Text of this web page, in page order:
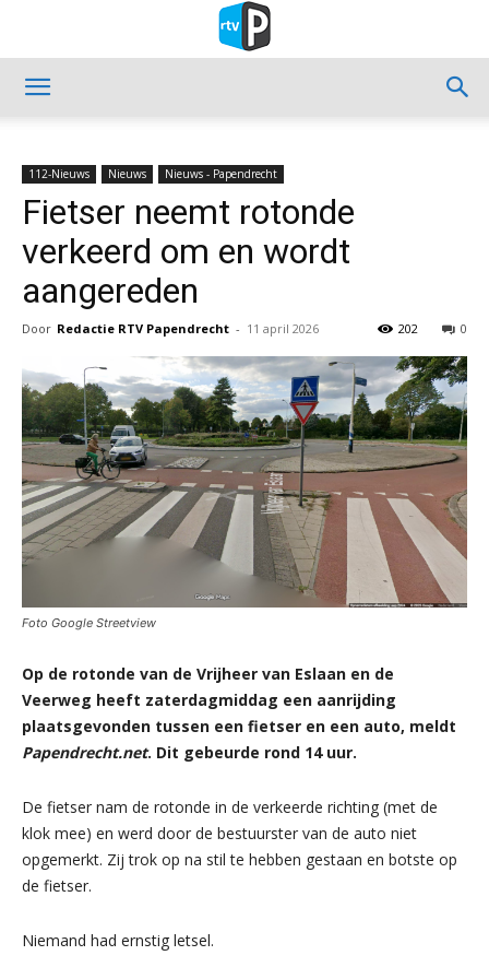
112-Nieuws Nieuws Nieuws - Papendrecht
Fietser neemt rotonde
verkeerd om en wordt
aangereden
Door Redactie RTV Papendrecht - 11 april 2026 0
202
Foto Google Streetview
Op de rotonde van de Vrijheer van Eslaan en de
Veerweg heeft zaterdagmiddag een aanrijding
plaatsgevonden tussen een fietser en een auto, meldt
Papendrecht.net. Dit gebeurde rond 14 uur.
De fietser nam de rotonde in de verkeerde richting (met de
klok mee) en werd door de bestuurster van de auto niet
opgemerkt. Zij trok op na stil te hebben gestaan en botste op
de fietser.
Niemand had ernstig letsel.